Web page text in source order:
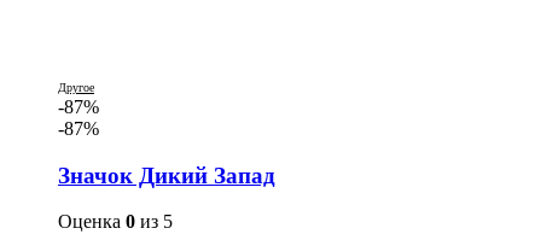
Другое
-87%
-87%
Значок Дикий Запад
Оценка 0 из 5